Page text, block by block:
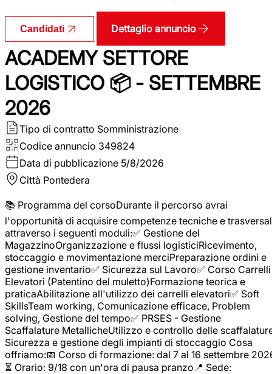
Candidati Dettaglio annuncio
ACADEMY SETTORE
LOGISTICO 📦 - SETTEMBRE
2026
Tipo di contratto Somministrazione
Codice annuncio 349824
Data di pubblicazione 5/8/2026
Città Pontedera
📚 Programma del corsoDurante il percorso avrai
l'opportunità di acquisire competenze tecniche e
attraverso i seguenti moduli:✅ Gestione del
MagazzinoOrganizzazione e flussi logisticiRicevimento,
stoccaggio e movimentazione merciPreparazione ordini e
gestione inventario✅ Sicurezza sul Lavoro✅ Corso Carrelli
Elevatori (Patentino del muletto)Formazione teorica e
praticaAbilitazione all'utilizzo dei carrelli elevatori✅ Soft
SkillsTeam working, Comunicazione efficace, Problem
solving, Gestione del tempo✅ PRSES - Gestione
Scaffalature MetallicheUtilizzo e controllo delle
Sicurezza e gestione degli impianti di stoccaggio Cosa
offriamo:📅 Corso di formazione: dal 7 al 16 settembre
⏳ Orario: 9/18 con un'ora di pausa pranzo📍 Sede: